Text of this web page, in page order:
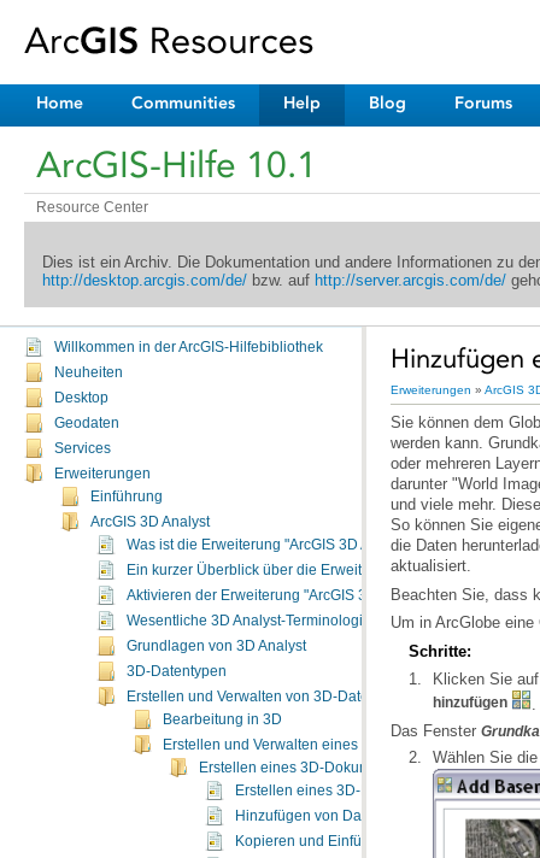
Home Communities Help Blog Forums
ArcGIS-Hilfe 10.1
Resource Center
Dies ist ein Archiv. Die Dokumentation und andere Informationen zu
http://desktop.arcgis.com/de/bzw. auf http://server.arcgis.com/de/
Willkommen in der ArcGIS-Hilfebibliothek
Neuheiten
Desktop
Geodaten
Services
Erweiterungen
Einführung
ArcGIS 3D Analyst
Was ist die Erweiterung "ArcGIS 3D Analyst"?
Ein kurzer Überblick über die Erweiterung "ArcGIS 3D Analyst"
Aktivieren der Erweiterung "ArcGIS 3D Analyst"
Wesentliche 3D Analyst-Terminologie
Grundlagen von 3D Analyst
3D-Datentypen
Erstellen und Verwalten von 3D-Daten
Bearbeitung in 3D
Erstellen und Verwalten eines 3D-Dokuments
Erstellen eines 3D-Dokuments
Erstellen eines 3D-Dokuments
Hinzufügen von Daten zu einem Dokument
Kopieren und Einfügen von Layern
Hinzufügen
Erweiterungen » ArcGIS
darunter "World
aktualisiert.
Beachten Sie, dass
Um in ArcGlobe
Schritte:
Klicken Sie
hinzufügen
.
Das Fenster
Wählen Sie